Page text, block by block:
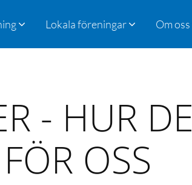
Lokala föreningar Om oss
- HUR DE
OSS